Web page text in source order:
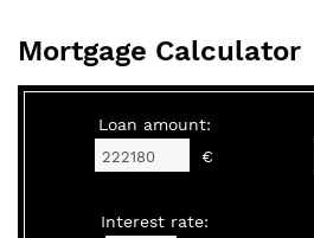
Mortgage Calculator
Loan amount:
€
Interest rate: